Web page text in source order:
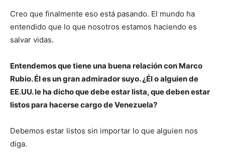
Creo que finalmente eso está pasando. El mundo ha
entendido que lo que nosotros estamos haciendo es
salvar vidas.
Entendemos que tiene una buena relación con Marco
Rubio. Él es un gran admirador suyo. ¿Él o alguien de
EE.UU. le ha dicho que debe estar lista, que deben estar
listos para hacerse cargo de Venezuela?
Debemos estar listos sin importar lo que alguien nos
diga.